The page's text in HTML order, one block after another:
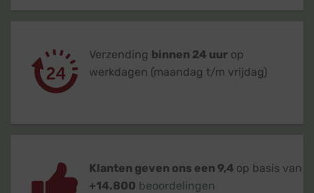
Verzending binnen 24 uur op
werkdagen (maandag t/m vrijdag)
Klanten geven ons een 9,4 op basis van
+14.800 beoordelingen